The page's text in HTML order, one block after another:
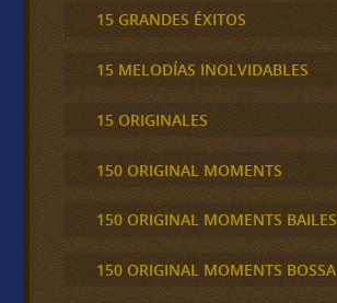
15 GRANDES ÉXITOS
15 MELODÍAS INOLVIDABLES
15 ORIGINALES
150 ORIGINAL MOMENTS
150 ORIGINAL MOMENTS
150 ORIGINAL MOMENTS BOSSA